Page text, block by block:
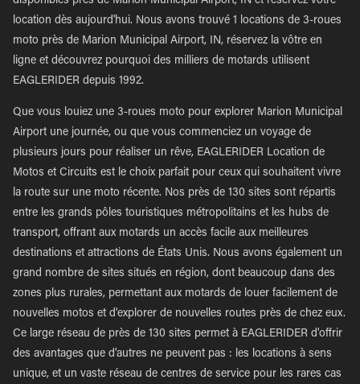
location dès aujourd'hui. Nous avons trouvé 1 locations de 3-roues
moto près de Marion Municipal Airport, IN, réservez la vôtre en
ligne et découvrez pourquoi des milliers de motards utilisent
EAGLERIDER depuis 1992.
Que vous louiez une 3-roues moto pour explorer Marion Municipal
Airport une journée, ou que vous commenciez un voyage de
plusieurs jours pour réaliser un rêve, EAGLERIDER Location de
Motos et Circuits est le choix parfait pour ceux qui souhaitent vivre
la route sur une moto récente. Nos près de 130 sites sont répartis
entre les grands pôles touristiques métropolitains et les hubs de
transport, offrant aux motards un accès facile aux meilleures
destinations et attractions de États Unis. Nous avons également un
grand nombre de sites situés en région, dont beaucoup dans des
zones plus rurales, permettant aux motards de louer facilement de
nouvelles motos et d'explorer de nouvelles routes près de chez eux.
Ce large réseau de près de 130 sites permet à EAGLERIDER d'offrir
des avantages que d'autres ne peuvent pas : les locations à sens
unique, et un vaste réseau de centres de service pour les rares cas